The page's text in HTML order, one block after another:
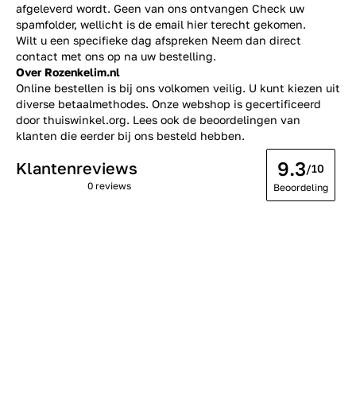
afgeleverd wordt. Geen van ons ontvangen Check uw
spamfolder, wellicht is de email hier terecht gekomen.
Wilt u een specifieke dag afspreken Neem dan direct
contact met ons op na uw bestelling.
Over Rozenkelim.nl
Online bestellen is bij ons volkomen veilig. U kunt kiezen uit
diverse betaalmethodes. Onze webshop is gecertificeerd
door thuiswinkel.org. Lees ook de beoordelingen van
klanten die eerder bij ons besteld hebben.
Klantenreviews
0 reviews
9.3/10
Beoordeling